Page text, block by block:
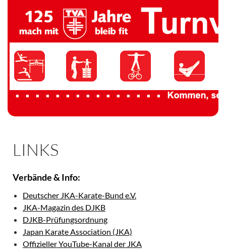
TV 1894 Auersmacher
LINKS
Verbände & Info:
Deutscher JKA-Karate-Bund e.V.
JKA-Magazin des DJKB
DJKB-Prüfungsordnung
Japan Karate Association (JKA)
Offizieller YouTube-Kanal der JKA